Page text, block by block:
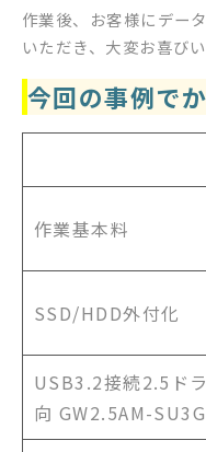
作業後、お客様にデー
いただき、大変お喜び
今回の事例で
作業基本料
SSD/HDD外付化
USB3.2接続2.5ド
向 GW2.5AM-